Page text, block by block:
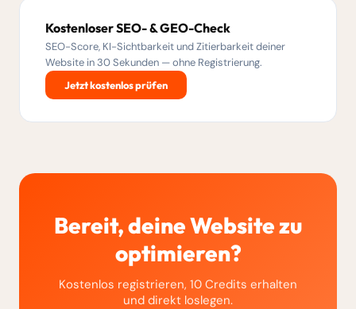
Kostenloser SEO- & GEO-Check
SEO-Score, KI-Sichtbarkeit und Zitierbarkeit deiner
Website in 30 Sekunden — ohne Registrierung.
Jetzt kostenlos prüfen
Bereit, deine Website zu
optimieren?
Kostenlos registrieren, 10 Credits erhalten
und direkt loslegen.